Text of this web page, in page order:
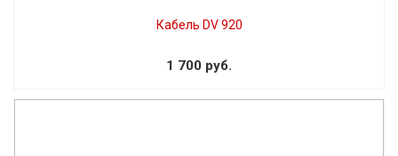
Кабель DV 920
1 700 руб.